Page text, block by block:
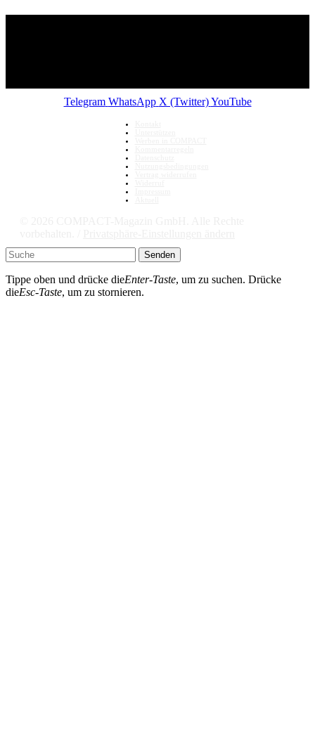
Telegram WhatsApp X (Twitter) YouTube
Senden
Tippe oben und drücke dieEnter-Taste, um zu suchen. Drücke
dieEsc-Taste, um zu stornieren.